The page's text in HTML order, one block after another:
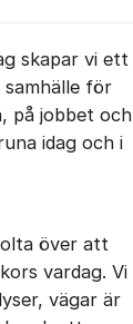
skapar vi ett
för
på jobbet och
idag och i
över att
vardag. Vi
vägar är